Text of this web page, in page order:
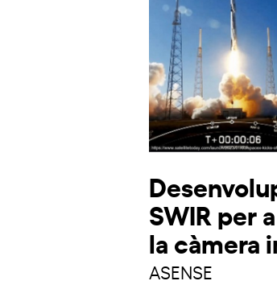
SWIR per
la càmera
ASENSE